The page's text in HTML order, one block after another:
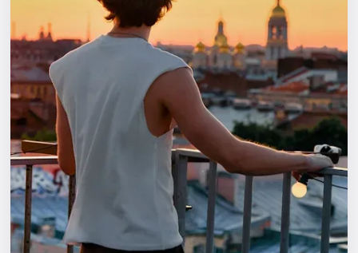
Города
Площадки
Артисты
Рейтинги